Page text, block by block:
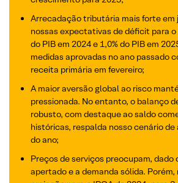
Arrecadação tributária mais forte em
nossas expectativas de déficit para
do PIB em 2024 e 1,0% do PIB em
medidas aprovadas no ano passado
receita primária em fevereiro;
A maior aversão global ao risco
pressionada. No entanto, o balanço
robusto, com destaque ao saldo
históricas, respalda nosso cenário
do ano;
Preços de serviços preocupam,
apertado e a demanda sólida. Porém,